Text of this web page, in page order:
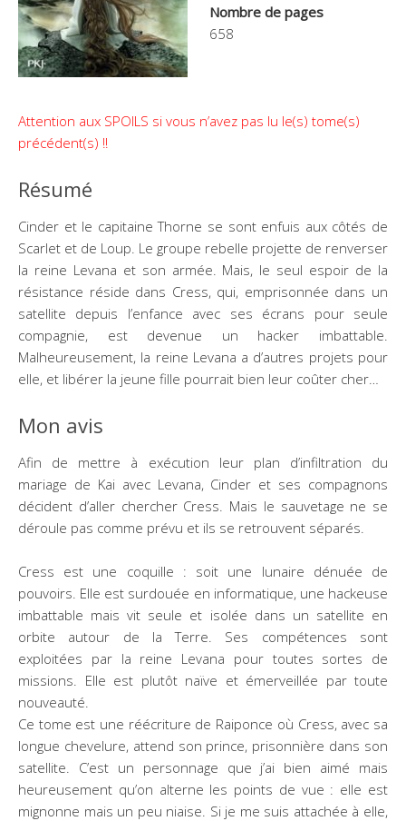
Nombre de pages
658
Attention aux SPOILS si vous n’avez pas lu le(s) tome(s)
précédent(s) !!
Résumé
Cinder et le capitaine Thorne se sont enfuis aux côtés de
Scarlet et de Loup. Le groupe rebelle projette de renverser
la reine Levana et son armée. Mais, le seul espoir de la
résistance réside dans Cress, qui, emprisonnée dans un
satellite depuis l’enfance avec ses écrans pour seule
compagnie, est devenue un hacker imbattable.
Malheureusement, la reine Levana a d’autres projets pour
elle, et libérer la jeune fille pourrait bien leur coûter cher…
Mon avis
Afin de mettre à exécution leur plan d’infiltration du
mariage de Kai avec Levana, Cinder et ses compagnons
décident d’aller chercher Cress. Mais le sauvetage ne se
déroule pas comme prévu et ils se retrouvent séparés.
Cress est une coquille : soit une lunaire dénuée de
pouvoirs. Elle est surdouée en informatique, une hackeuse
imbattable mais vit seule et isolée dans un satellite en
orbite autour de la Terre. Ses compétences sont
exploitées par la reine Levana pour toutes sortes de
missions. Elle est plutôt naïve et émerveillée par toute
nouveauté.
Ce tome est une réécriture de Raiponce où Cress, avec sa
longue chevelure, attend son prince, prisonnière dans son
satellite. C’est un personnage que j’ai bien aimé mais
heureusement qu’on alterne les points de vue : elle est
mignonne mais un peu niaise. Si je me suis attachée à elle,